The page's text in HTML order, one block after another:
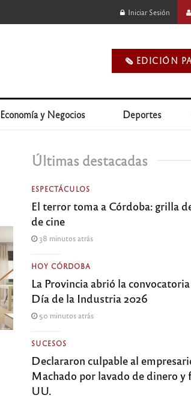
Iniciar Sesión
🗞️ EDICIÓN
Economía y Negocios Deportes
Últimas destacadas
ESPECTÁCULOS
El terror toma a Córdoba: grilla
de cine
38 minutos atrás
HOY CÓRDOBA
La Provincia abrió la
Día de la Industria 2026
50 minutos atrás
SUCESOS
Declararon culpable al
Machado por lavado de dinero y
UU.